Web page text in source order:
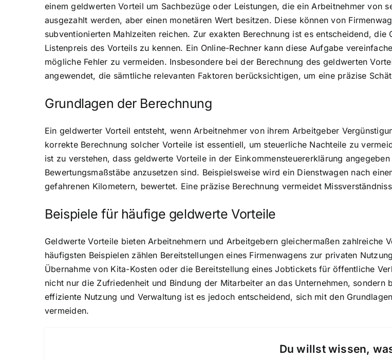
einem geldwerten Vorteil um Sachbezüge oder Leistungen, die ein Arbeitnehmer von
ausgezahlt werden, aber einen monetären Wert besitzen. Diese können von
subventionierten Mahlzeiten reichen. Zur exakten Berechnung ist es entscheidend,
Listenpreis des Vorteils zu kennen. Ein Online-Rechner kann diese Aufgabe
mögliche Fehler zu vermeiden. Insbesondere bei der Berechnung des geldwerten
angewendet, die sämtliche relevanten Faktoren berücksichtigen, um eine präzise
Grundlagen der Berechnung
Ein geldwerter Vorteil entsteht, wenn Arbeitnehmer von ihrem Arbeitgeber
korrekte Berechnung solcher Vorteile ist essentiell, um steuerliche Nachteile zu
ist zu verstehen, dass geldwerte Vorteile in der Einkommensteuererklärung
Bewertungsmaßstäbe anzusetzen sind. Beispielsweise wird ein Dienstwagen nach
gefahrenen Kilometern, bewertet. Eine präzise Berechnung vermeidet
Beispiele für häufige geldwerte Vorteile
Geldwerte Vorteile bieten Arbeitnehmern und Arbeitgebern gleichermaßen zahlreiche
häufigsten Beispielen zählen Bereitstellungen eines Firmenwagens zur privaten
Übernahme von Kita-Kosten oder die Bereitstellung eines Jobtickets für öffentliche
nicht nur die Zufriedenheit und Bindung der Mitarbeiter an das Unternehmen,
effiziente Nutzung und Verwaltung ist es jedoch entscheidend, sich mit den
vermeiden.
Du willst wissen,